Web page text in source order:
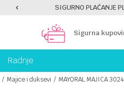
SIGURNO PLAĆANJE
Sigurna
Radnje
Majice i duksevi MAYORAL MAJICA 3024